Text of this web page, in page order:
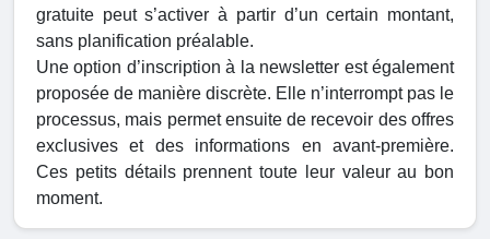
gratuite peut s’activer à partir d’un certain montant,
sans planification préalable.
Une option d’inscription à la newsletter est également
proposée de manière discrète. Elle n’interrompt pas le
processus, mais permet ensuite de recevoir des offres
exclusives et des informations en avant-première.
Ces petits détails prennent toute leur valeur au bon
moment.